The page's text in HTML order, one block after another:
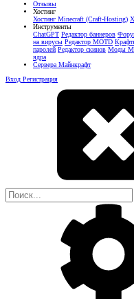
Отзывы
Хостинг
Хостинг Minecraft (Craft-Hosting)
Инструменты
ChatGPT Редактор баннеров
на вирусы Редактор MOTD
паролей Редактор скинов Моды
ядра
Сервера Майнкрафт
Вход Регистрация